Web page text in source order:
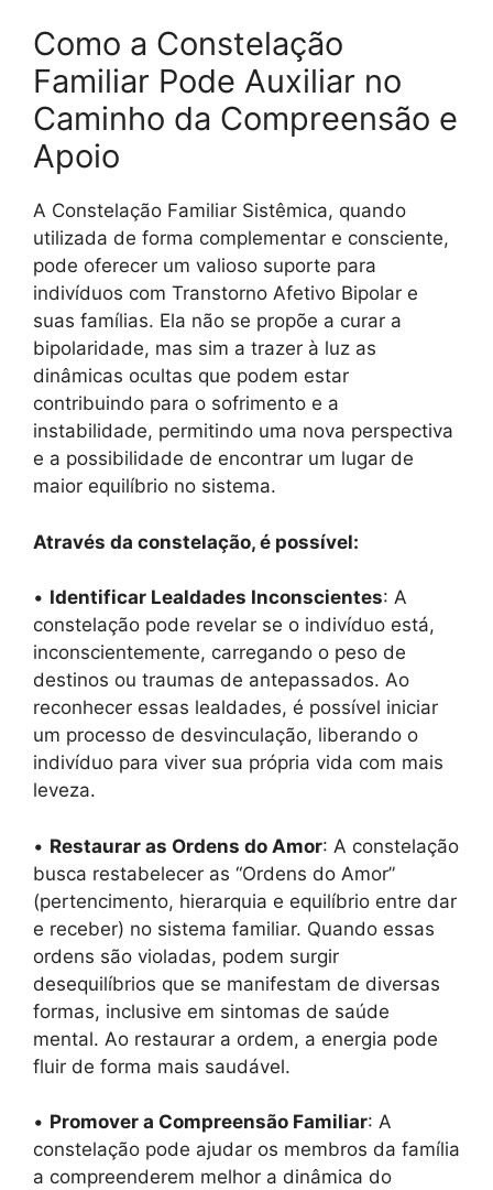
Como a Constelação
Familiar Pode Auxiliar no
Caminho da Compreensão e
Apoio
A Constelação Familiar Sistêmica, quando
utilizada de forma complementar e consciente,
pode oferecer um valioso suporte para
indivíduos com Transtorno Afetivo Bipolar e
suas famílias. Ela não se propõe a curar a
bipolaridade, mas sim a trazer à luz as
dinâmicas ocultas que podem estar
contribuindo para o sofrimento e a
instabilidade, permitindo uma nova perspectiva
e a possibilidade de encontrar um lugar de
maior equilíbrio no sistema.
Através da constelação, é possível:
• Identificar Lealdades Inconscientes: A
constelação pode revelar se o indivíduo está,
inconscientemente, carregando o peso de
destinos ou traumas de antepassados. Ao
reconhecer essas lealdades, é possível iniciar
um processo de desvinculação, liberando o
indivíduo para viver sua própria vida com mais
leveza.
• Restaurar as Ordens do Amor: A constelação
busca restabelecer as “Ordens do Amor”
(pertencimento, hierarquia e equilíbrio entre dar
e receber) no sistema familiar. Quando essas
ordens são violadas, podem surgir
desequilíbrios que se manifestam de diversas
formas, inclusive em sintomas de saúde
mental. Ao restaurar a ordem, a energia pode
fluir de forma mais saudável.
• Promover a Compreensão Familiar: A
constelação pode ajudar os membros da família
a compreenderem melhor a dinâmica do